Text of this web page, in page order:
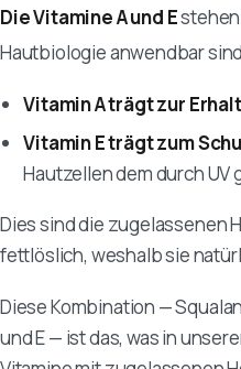
Die Vitamine A und E
Hautbiologie anwendbar
Vitamin A trägt zur
Vitamin E trägt zum
Hautzellen dem durch
Dies sind die zugelassenen
fettlöslich, weshalb sie
Diese Kombination —
und E — ist das, was in